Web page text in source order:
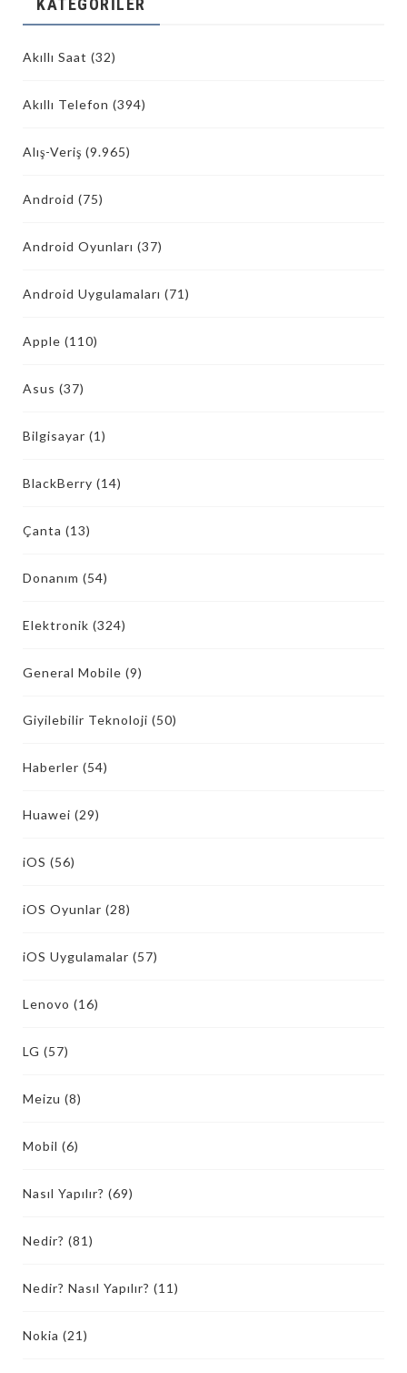
KATEGORILER
Akıllı Saat (32)
Akıllı Telefon (394)
Alış-Veriş (9.965)
Android (75)
Android Oyunları (37)
Android Uygulamaları (71)
Apple (110)
Asus (37)
Bilgisayar (1)
BlackBerry (14)
Çanta (13)
Donanım (54)
Elektronik (324)
General Mobile (9)
Giyilebilir Teknoloji (50)
Haberler (54)
Huawei (29)
iOS (56)
iOS Oyunlar (28)
iOS Uygulamalar (57)
Lenovo (16)
LG (57)
Meizu (8)
Mobil (6)
Nasıl Yapılır? (69)
Nedir? (81)
Nedir? Nasıl Yapılır? (11)
Nokia (21)